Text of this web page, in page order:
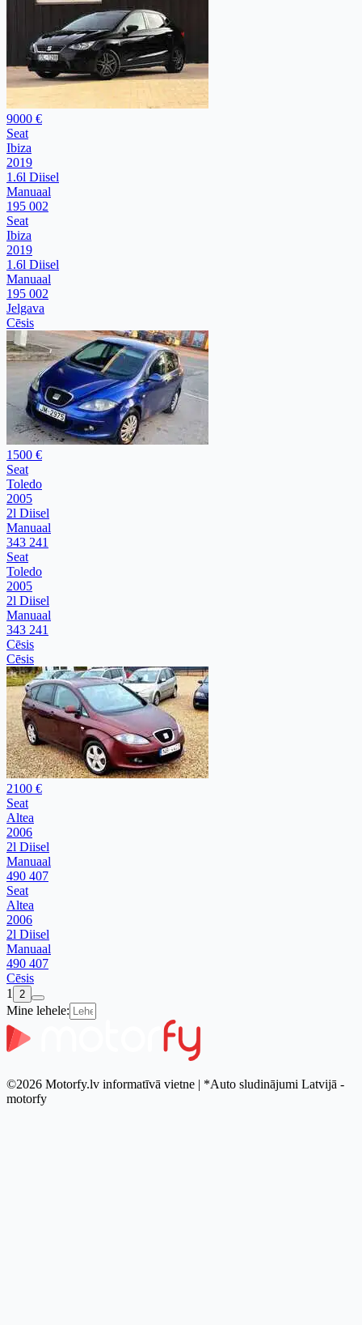
9000 €
Seat
Ibiza
2019
1.6l Diisel
Manuaal
195 002
Seat
Ibiza
2019
1.6l Diisel
Manuaal
195 002
Jelgava
Cēsis
1500 €
Seat
Toledo
2005
2l Diisel
Manuaal
343 241
Seat
Toledo
2005
2l Diisel
Manuaal
343 241
Cēsis
Cēsis
2100 €
Seat
Altea
2006
2l Diisel
Manuaal
490 407
Seat
Altea
2006
2l Diisel
Manuaal
490 407
Cēsis
1
2
Mine lehele:
©2026 Motorfy.lv informatīvā vietne | *Auto sludinājumi Latvijā -
motorfy